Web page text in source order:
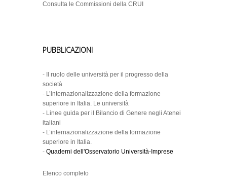
Consulta le Commissioni della CRUI
PUBBLICAZIONI
-
Il ruolo delle università per il progresso della
società
- L’internazionalizzazione della formazione
superiore in Italia. Le università
- Linee guida per il Bilancio di Genere negli Atenei
italiani
- L’internazionalizzazione della formazione
superiore in Italia.
- Quaderni dell'Osservatorio Università-Imprese
Elenco completo